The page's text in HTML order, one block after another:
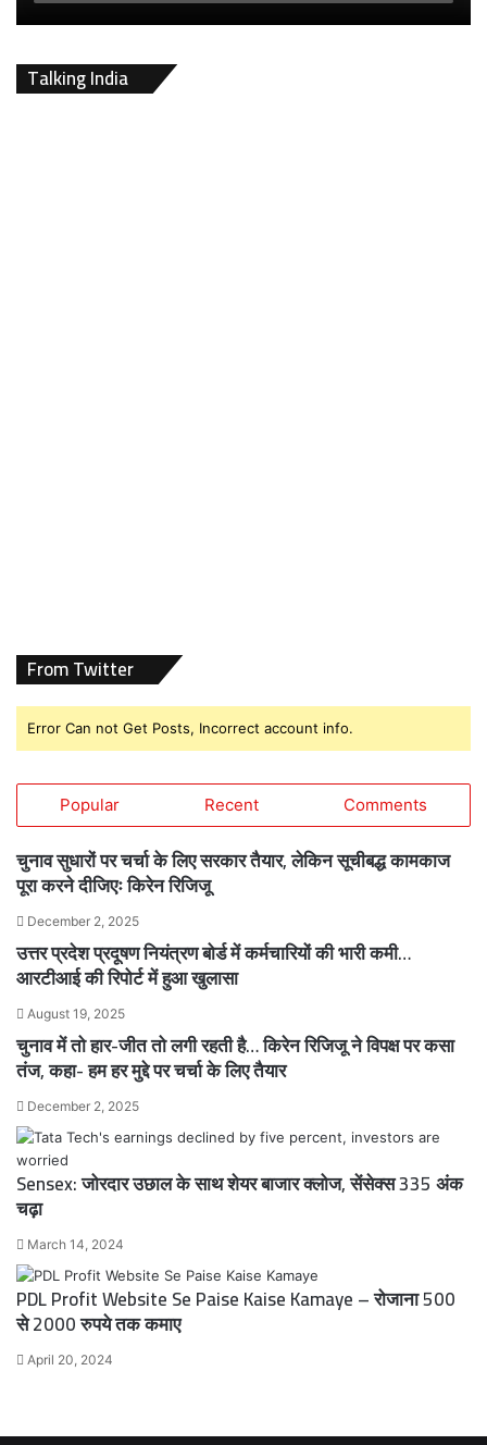
Talking India
From Twitter
Error Can not Get Posts, Incorrect account info.
Popular Recent Comments
चुनाव सुधारों पर चर्चा के लिए सरकार तैयार, लेकिन सूचीबद्ध कामकाज
पूरा करने दीजिएः किरेन रिजिजू
December 2, 2025
उत्तर प्रदेश प्रदूषण नियंत्रण बोर्ड में कर्मचारियों की भारी कमी…
आरटीआई की रिपोर्ट में हुआ खुलासा
August 19, 2025
चुनाव में तो हार-जीत तो लगी रहती है… किरेन रिजिजू ने विपक्ष पर कसा
तंज, कहा- हम हर मुद्दे पर चर्चा के लिए तैयार
December 2, 2025
Sensex: जोरदार उछाल के साथ शेयर बाजार क्लोज, सेंसेक्स 335 अंक
चढ़ा
March 14, 2024
PDL Profit Website Se Paise Kaise Kamaye – रोजाना 500
से 2000 रुपये तक कमाए
April 20, 2024